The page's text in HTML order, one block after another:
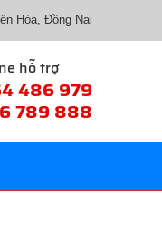
Hòa, Đồng Nai
hỗ trợ
486 979
789 888